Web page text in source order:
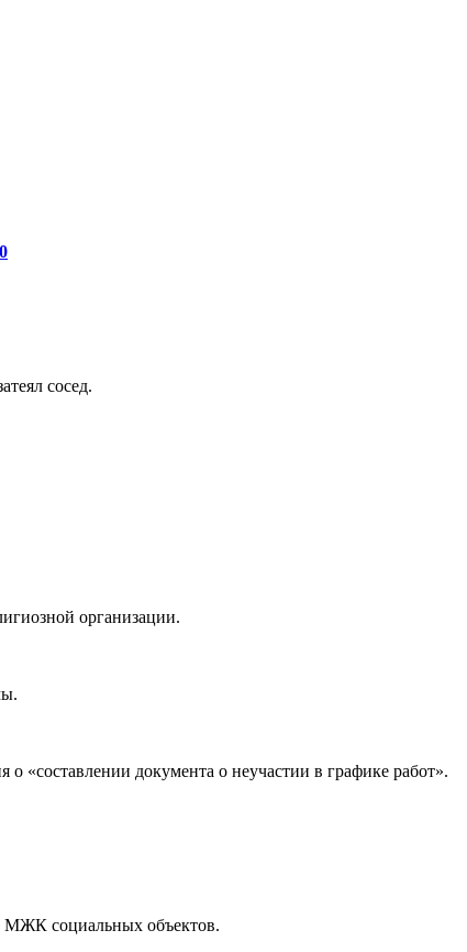
сосед.
организации.
«составлении документа о неучастии в графике работ».
МЖК социальных объектов.